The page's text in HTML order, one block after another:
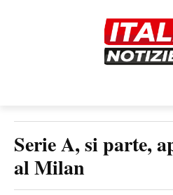
Serie A, si parte,
al Milan